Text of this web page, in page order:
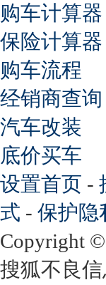
购车计算器
保险计算器
购车流程
经销商查询
汽车改装
底价买车
设置首页 -
式 - 保护隐
Copyright ©
搜狐不良信